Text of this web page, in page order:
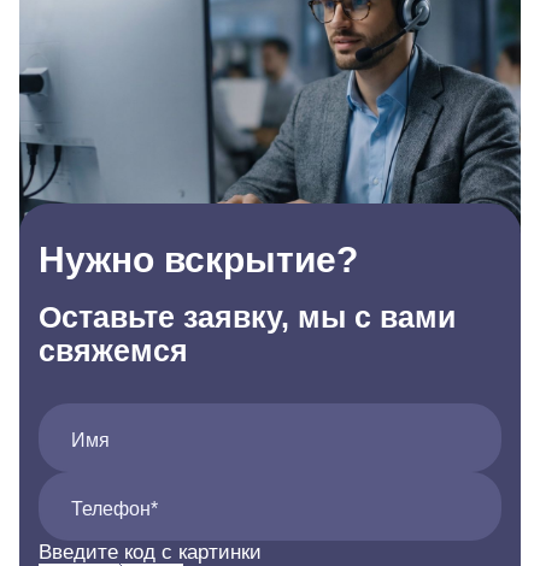
Нужно вскрытие?
Оставьте заявку, мы с вами
свяжемся
Имя
Телефон*
Введите код с картинки